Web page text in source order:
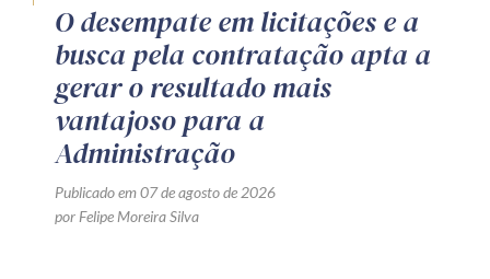
O desempate em licitações e a
busca pela contratação apta a
gerar o resultado mais
vantajoso para a
Administração
Publicado em 07 de agosto de 2026
por Felipe Moreira Silva